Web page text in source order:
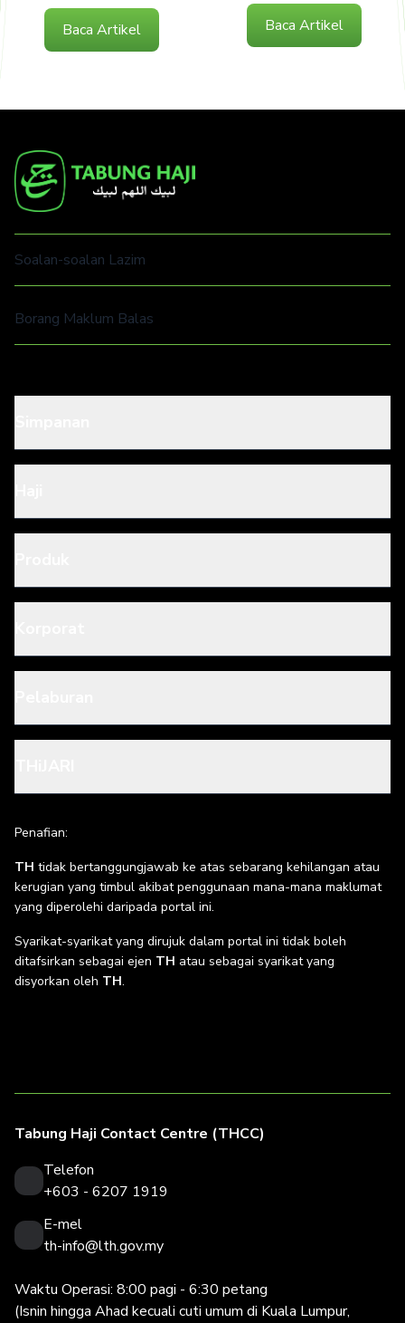
Baca Artikel Baca Artikel
Soalan-soalan Lazim
Borang Maklum Balas
Penafian:
TH tidak bertanggungjawab ke atas sebarang kehilangan atau
kerugian yang timbul akibat penggunaan mana-mana maklumat
yang diperolehi daripada portal ini.
Syarikat-syarikat yang dirujuk dalam portal ini tidak boleh
ditafsirkan sebagai ejen TH atau sebagai syarikat yang
disyorkan oleh TH.
Tabung Haji Contact Centre (THCC)
Telefon
+603 - 6207 1919
E-mel
th-info@lth.gov.my
Waktu Operasi: 8:00 pagi - 6:30 petang
(Isnin hingga Ahad kecuali cuti umum di Kuala Lumpur,